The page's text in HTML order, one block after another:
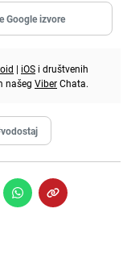
Google izvore
| iOS i društvenih
našeg ViberChata.